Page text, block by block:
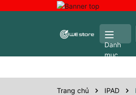
Danh
mục
Trang chủ IPAD